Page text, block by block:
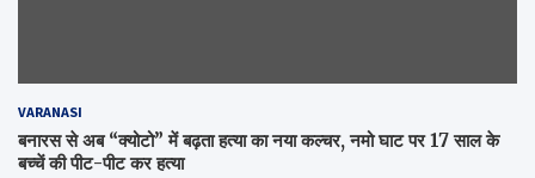
VARANASI
बनारस से अब “क्योटो” में बढ़ता हत्या का नया कल्चर, नमो घाट पर 17 साल के
बच्चें की पीट-पीट कर हत्या